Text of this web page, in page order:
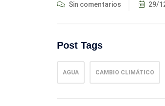
Sin comentarios 29/
Post Tags
AGUA CAMBIO CLIMÁTICO